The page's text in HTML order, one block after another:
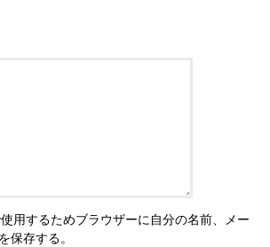
用するためブラウザーに自分の名前、メー
保存する。